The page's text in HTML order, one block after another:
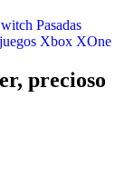
Pasadas
Xbox XOne
precioso